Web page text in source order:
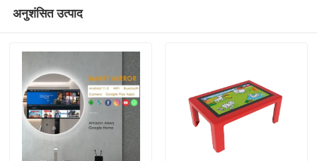
अनुशंसित उत्पाद